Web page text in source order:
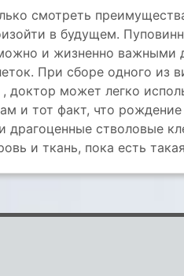
смотреть
в будущем.
и жизненно
При сборе одного из
доктор может легко
и тот факт, что рождение
драгоценные стволовые
и ткань, пока есть